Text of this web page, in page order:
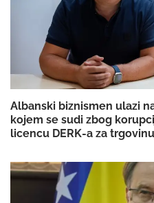
Albanski biznismen ulazi
kojem se sudi zbog
licencu DERK-a za